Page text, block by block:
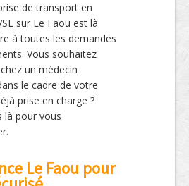
de transport en
sur Le Faou est là
à toutes les demandes
Vous souhaitez
un médecin
le cadre de votre
prise en charge ?
là pour vous
Le Faou pour